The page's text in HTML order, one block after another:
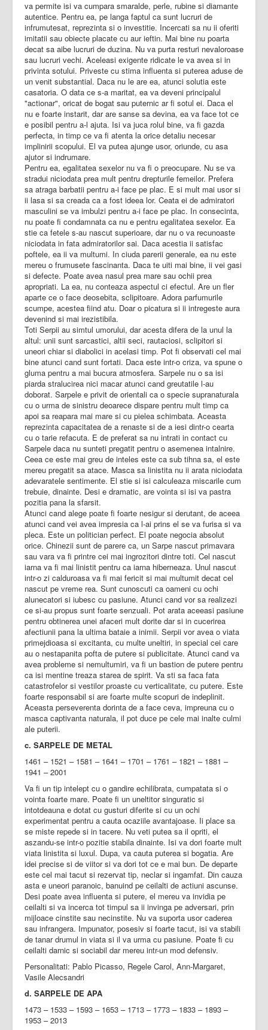
va permite isi va cumpara smaralde, perle, rubine si diamante
autentice. Pentru ea, pe langa faptul ca sunt lucruri de
infrumutesat, reprezinta si o investitie. Incercati sa nu ii oferiti
imitatii sau obiecte placate cu aur ieftin. Mai bine nu poarta
decat sa aibe lucruri de duzina. Nu va purta resturi nevaloroase
sau lucruri vechi. Aceleasi exigente ridicate le va avea si in
privinta sotului. Priveste cu stima influenta si puterea aduse de
un venit substantial. Daca nu le are ea, atunci solutia este
casatoria. O data ce s-a maritat, ea va deveni principalul
"actionar", oricat de bogat sau puternic ar fi sotul ei. Daca el
nu e foarte instarit, dar are sanse sa devina, ea va face tot ce
e posibil pentru a-l ajuta. Isi va juca rolul bine, va fi gazda
perfecta, in timp ce va fi atenta la orice detaliu necesar
implinirii scopului. El va putea ajunge usor, oriunde, cu asa
ajutor si indrumare.
Pentru ea, egalitatea sexelor nu va fi o preocupare. Nu se va
stradui niciodata prea mult pentru drepturile femeilor. Prefera
sa atraga barbatii pentru a-i face pe plac. E si mult mai usor si
ii lasa si sa creada ca a fost ideea lor. Ceata ei de admiratori
masculini se va imbulzi pentru a-i face pe plac. In consecinta,
nu poate fi condamnata ca nu e pentru egalitatea sexelor. Ea
stie ca fetele s-au nascut superioare, dar nu o va recunoaste
niciodata in fata admiratorilor sai. Daca acestia ii satisfac
poftele, ea ii va multumi. In ciuda parerii generale, ea nu este
mereu o frumusete fascinanta. Daca te uiti mai bine, ii vei gasi
si defecte. Poate avea nasul prea mare sau ochii prea
apropriati. La ea, nu conteaza aspectul ci efectul. Are un fler
aparte ce o face deosebita, sclipitoare. Adora parfumurile
scumpe, acestea fiind atu. Doar o picatura si ii intregeste aura
devenind si mai irezistibila.
Toti Serpii au simtul umorului, dar acesta difera de la unul la
altul: unii sunt sarcastici, altii seci, rautaciosi, sclipitori si
uneori chiar si diabolici in acelasi timp. Pot fi observati cel mai
bine atunci cand sunt fortati. Daca este intr-o criza, va spune o
gluma pentru a mai bucura atmosfera. Sarpele nu o sa isi
piarda stralucirea nici macar atunci cand greutatile l-au
doborat. Sarpele e privit de orientali ca o specie supranaturala
cu o urma de sinistru deoarece dispare pentru mult timp ca
apoi sa reapara mai mare si cu pielea schimbata. Aceasta
reprezinta capacitatea de a renaste si de a iesi dintr-o cearta
cu o tarie refacuta. E de preferat sa nu intrati in contact cu
Sarpele daca nu sunteti pregatit pentru o asemenea intalnire.
Ceea ce este mai greu de inteles este ca sub tihna sa, el este
mereu pregatit sa atace. Masca sa linistita nu ii arata niciodata
adevaratele sentimente. El stie si isi calculeaza miscarile cum
trebuie, dinainte. Desi e dramatic, are vointa si isi va pastra
pozitia pana la sfarsit.
Atunci cand alege poate fi foarte nesigur si derutant, de aceea
atunci cand vei avea impresia ca l-ai prins el se va furisa si va
pleca. Este un politician perfect. El poate negocia absolut
orice. Chinezii sunt de parere ca, un Sarpe nascut primavara
sau vara va fi printre cei mai ingrozitori dintre toti. Cel nascut
iarna va fi mai linistit pentru ca iarna hiberneaza. Unul nascut
intr-o zi calduroasa va fi mai fericit si mai multumit decat cel
nascut pe vreme rea. Sunt cunoscuti ca oameni cu ochi
alunecatori si iubesc cu pasiune. Atunci cand vor sa realizezi
ce si-au propus sunt foarte senzuali. Pot arata aceeasi pasiune
pentru obtinerea unei afaceri mult dorite dar si in cucerirea
afectiunii pana la ultima bataie a inimii. Serpii vor avea o viata
primejdioasa si excitanta, cu multe uneltiri, in special cei care
au o nestapanita pofta de putere si publicitate. Atunci cand va
avea probleme si nemultumiri, va fi un bastion de putere pentru
ca isi mentine treaza starea de spirit. Va sti sa faca fata
catastrofelor si vestilor proaste cu verticalitate, cu putere. Este
foarte responsabil si are foarte multe scopuri de indeplinit.
Aceasta perseverenta dorinta de a face ceva, impreuna cu o
masca captivanta naturala, il pot duce pe cele mai inalte culmi
ale puterii.
c. SARPELE DE METAL
1461 – 1521 – 1581 – 1641 – 1701 – 1761 – 1821 – 1881 –
1941 – 2001
Va fi un tip intelept cu o gandire echilibrata, cumpatata si o
vointa foarte mare. Poate fi un uneltitor singuratic si
intotdeauna e dotat cu gusturi diferite si cu un ochi
experimentat pentru a cauta ocaziile avantajoase. Ii place sa
se miste repede si in tacere. Nu veti putea sa il opriti, el
aszandu-se intr-o pozitie stabila dinainte. Isi va dori foarte mult
viata linistita si luxul. Dupa, va cauta puterea si bogatia. Are
idei precise si de viitor si va dori tot ce e mai bun. De departe
este cel mai tacut si rezervat tip, neclar si ingamfat. Din cauza
asta e uneori paranoic, banuind pe ceilalti de actiuni ascunse.
Desi poate avea influenta si putere, el mereu va invidia pe
ceilalti si va incerca tot timpul sa ii invinga pe adversari, prin
mijloace cinstite sau necinstite. Nu va suporta usor caderea
sau infrangera. Impunator, posesiv si foarte tacut, isi va stabili
de tanar drumul in viata si il va urma cu pasiune. Poate fi cu
ceilalti darnic si sociabil dar mereu intr-un mod defensiv.
Personalitati: Pablo Picasso, Regele Carol, Ann-Margaret,
Vasile Alecsandri
d. SARPELE DE APA
1473 – 1533 – 1593 – 1653 – 1713 – 1773 – 1833 – 1893 –
1953 – 2013